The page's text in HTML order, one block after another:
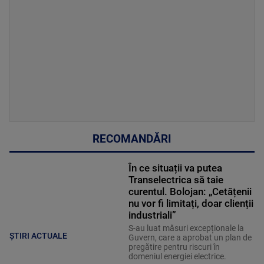
RECOMANDĂRI
ȘTIRI ACTUALE
În ce situații va putea
Transelectrica să taie
curentul. Bolojan: „Cetățenii
nu vor fi limitați, doar clienții
industriali”
S-au luat măsuri excepționale la
Guvern, care a aprobat un plan de
pregătire pentru riscuri în
domeniul energiei electrice.